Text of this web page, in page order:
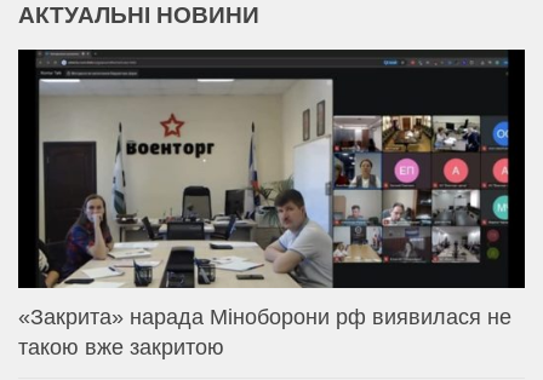
АКТУАЛЬНІ НОВИНИ
«Закрита» нарада Міноборони рф виявилася не
такою вже закритою